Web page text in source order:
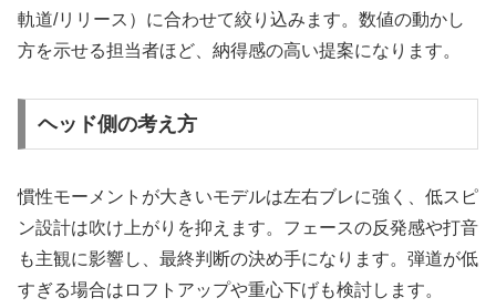
軌道/リリース）に合わせて絞り込みます。数値の動かし
方を示せる担当者ほど、納得感の高い提案になります。
ヘッド側の考え方
慣性モーメントが大きいモデルは左右ブレに強く、低スピ
ン設計は吹け上がりを抑えます。フェースの反発感や打音
も主観に影響し、最終判断の決め手になります。弾道が低
すぎる場合はロフトアップや重心下げも検討します。